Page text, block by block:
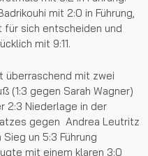
mit 2:0 in Führung,
sich entscheiden und
mit 9:11.
überraschend mit zwei
(1:3 gegen Sarah Wagner)
2:3 Niederlage in der
gegen Andrea Leutritz
un 5:3 Führung
mit einem klaren 3:0